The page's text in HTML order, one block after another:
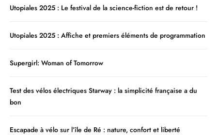
Utopiales 2025 : Le festival de la science-fiction est de retour !
Utopiales 2025 : Affiche et premiers éléments de programmation
Supergirl: Woman of Tomorrow
Test des vélos électriques Starway : la simplicité française a du
bon
Escapade à vélo sur l’île de Ré : nature, confort et liberté